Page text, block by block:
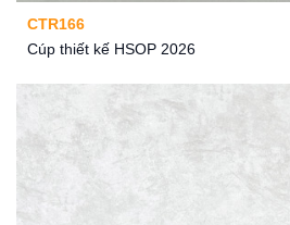
CTR166
Cúp thiết kế HSOP 2026